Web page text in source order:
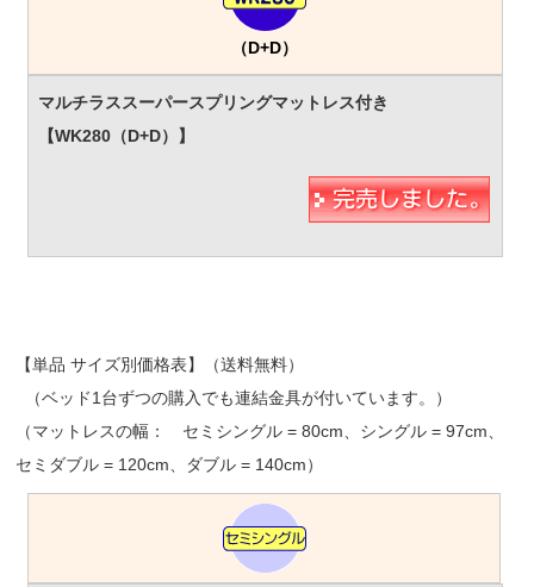
（D+D）
【単品 サイズ別価格表】（送料無料）
（ベッド1台ずつの購入でも連結金具が付いています。）
（マットレスの幅： セミシングル = 80cm、シングル = 97cm、
セミダブル = 120cm、ダブル = 140cm）